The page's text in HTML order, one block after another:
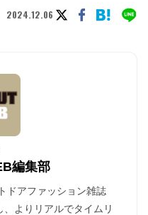
2024.12.06
編集部
ドアファッション雑誌
、よりリアルでタイムリ